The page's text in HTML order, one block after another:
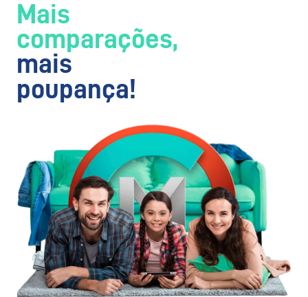
Mais
comparações,
mais
poupança!